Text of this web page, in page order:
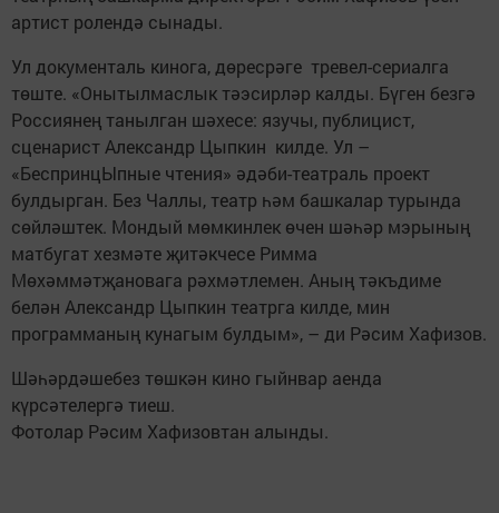
артист ролендә сынады.
Ул документаль кинога, дөресрәге тревел-сериалга
төште. «Онытылмаслык тәэсирләр калды. Бүген безгә
Россиянең танылган шәхесе: язучы, публицист,
сценарист Александр Цыпкин килде. Ул –
«БеспринцЫпные чтения» әдәби-театраль проект
булдырган. Без Чаллы, театр һәм башкалар турында
сөйләштек. Мондый мөмкинлек өчен шәһәр мэрының
матбугат хезмәте җитәкчесе Римма
Мөхәммәтҗановага рәхмәтлемен. Аның тәкъдиме
белән Александр Цыпкин театрга килде, мин
программаның кунагым булдым», – ди Рәсим Хафизов.
Шәһәрдәшебез төшкән кино гыйнвар аенда
күрсәтелергә тиеш.
Фотолар Рәсим Хафизовтан алынды.